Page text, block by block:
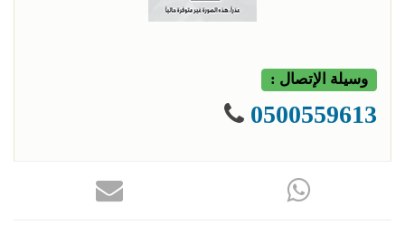
وسيلة الإتصال :
0500559613